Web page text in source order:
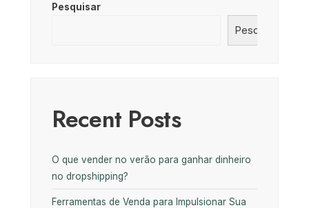
Pesquisar
Pesquisar
Recent Posts
O que vender no verão para ganhar dinheiro
no dropshipping?
Ferramentas de Venda para Impulsionar Sua